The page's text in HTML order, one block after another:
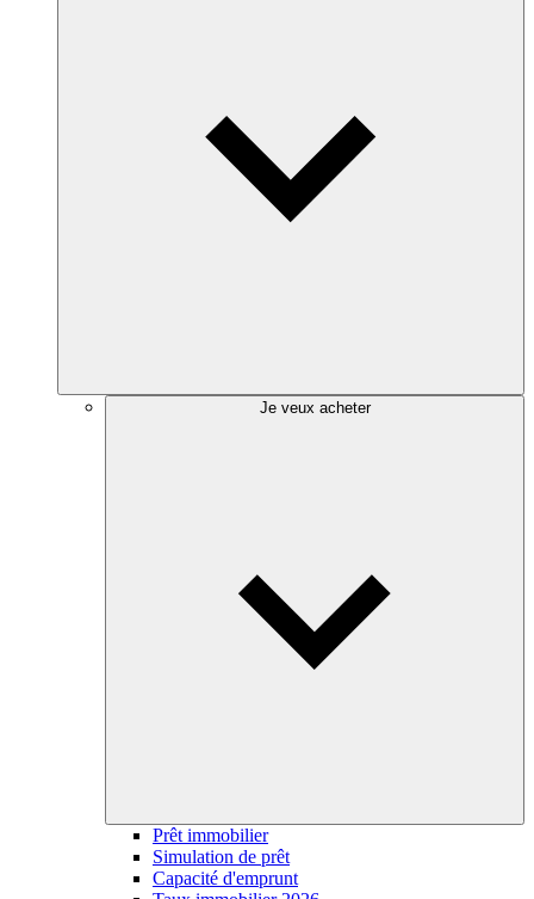
Je veux acheter
Prêt immobilier
Simulation de prêt
Capacité d'emprunt